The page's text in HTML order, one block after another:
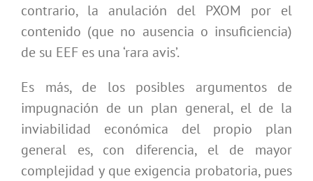
contrario, la anulación del PXOM por el
contenido (que no ausencia o insuficiencia)
de su EEF es una ‘rara avis’.
Es más, de los posibles argumentos de
impugnación de un plan general, el de la
inviabilidad económica del propio plan
general es, con diferencia, el de mayor
complejidad y que exigencia probatoria, pues